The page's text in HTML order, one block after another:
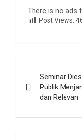
There is no ads
Post Views:
pos
Seminar
Publik
dan Relevan